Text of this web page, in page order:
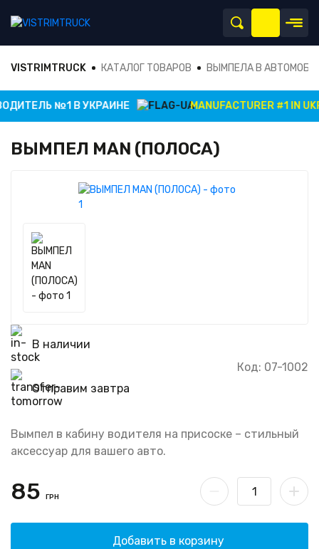
VISTRIMTRUCK КАТАЛОГ ТОВАРОВ ВЫМПЕЛА В
№1 В УКРАИНЕ MANUFACTURER #1 IN
ВЫМПЕЛ MAN (ПОЛОСА)
В наличии
Отправим завтра
Код: 07-1002
Вымпел в кабину водителя на присоске – стильный
аксессуар для вашего авто.
85 ГРН
Добавить в корзину